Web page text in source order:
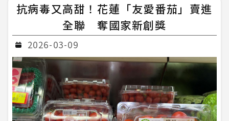
抗病毒又高甜！花蓮「友愛番茄」賣進
全聯 奪國家新創獎
2026-03-09